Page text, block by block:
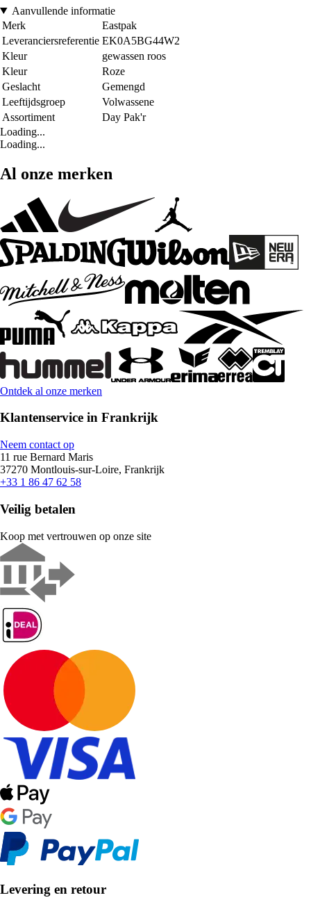
Aanvullende informatie
Merk
Eastpak
Leveranciersreferentie EK0A5BG44W2
Kleur
gewassen roos
Kleur
Roze
Geslacht
Gemengd
Leeftijdsgroep
Volwassene
Assortiment
Day Pak'r
Loading...
Loading...
Al onze merken
Ontdek al onze merken
Klantenservice in Frankrijk
Neem contact op
11 rue Bernard Maris
37270 Montlouis-sur-Loire, Frankrijk
+33 1 86 47 62 58
Veilig betalen
Koop met vertrouwen op onze site
Levering en retour